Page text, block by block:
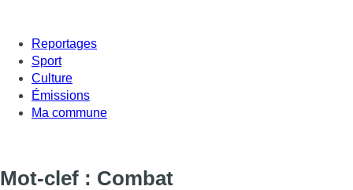
Reportages
Sport
Culture
Émissions
Ma commune
Mot-clef : Combat